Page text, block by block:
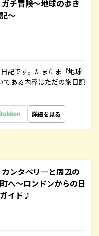
チ冒険～地球の歩き
～
記です。たまたま『地球
てある内容はただの旅日記
詳細を見る
ンタベリーと周辺の
へ～ロンドンからの日
イド♪